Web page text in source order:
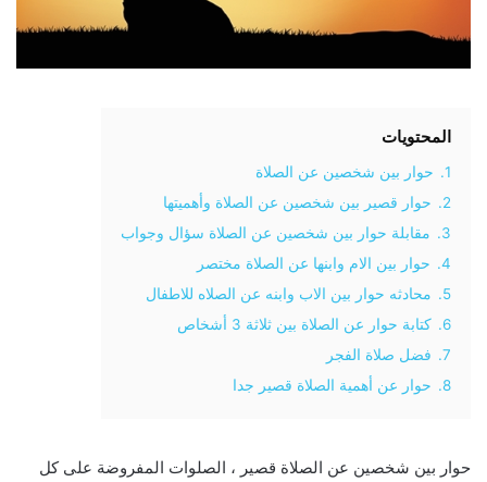
المحتويات
1.
حوار بين شخصين عن الصلاة
2.
حوار قصير بين شخصين عن الصلاة وأهميتها
3.
مقابلة حوار بين شخصين عن الصلاة سؤال وجواب
4.
حوار بين الام وابنها عن الصلاة مختصر
5.
محادثه حوار بين الاب وابنه عن الصلاه للاطفال
6.
كتابة حوار عن الصلاة بين ثلاثة 3 أشخاص
7.
فضل صلاة الفجر
8.
حوار عن أهمية الصلاة قصير جدا
حوار بين شخصين عن الصلاة قصير ، الصلوات المفروضة على كل